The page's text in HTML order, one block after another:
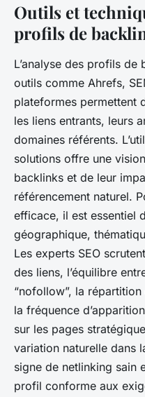
Outils et
profils de
L’analyse des profils
outils comme Ahrefs,
plateformes permettent
les liens entrants, leurs
domaines référents.
solutions offre une
backlinks et de leur
référencement naturel.
efficace, il est essentiel
géographique,
Les experts SEO
des liens, l’équilibre
“nofollow”, la
la fréquence
sur les pages
variation naturelle dans
signe de netlinking sain
profil conforme aux